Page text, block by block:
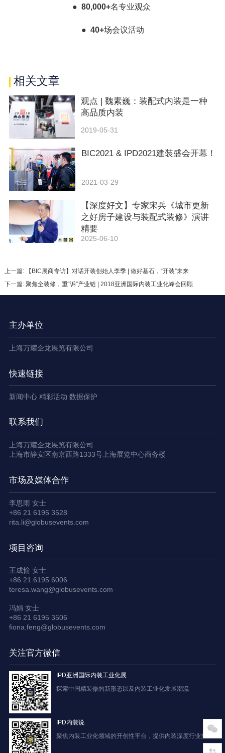
● 80,000+名专业观众
● 40+场会议活动
相关文章
观点 | 魏素巍：装配式内装是一种
高品质内装
2019-05-31
BIC2021 & IPD2021建装盛会开幕！
2021-03-29
【深度好文】专家宋兵《城市更新
之好房子建设与装配式装修》演讲
精要
2025-06-10
上一篇: 【BIC展商专访】对话开装创始人李季 | 做好基石，“开装”未来
下一篇: 聚焦全装修，重“诉”产业链 | 2018亚洲国际内装工业化峰会回顾
主办单位
上海万耀企龙展览有限公司
快速链接
新闻中心 精彩活动 数据保护
联系我们
上海万耀企龙展览有限公司
上海市静安区南京西路1333号上海展览中心商务楼
市场及媒体合作
李思雨 女士
+86 21 6195 3528
rita.li@globusevents.com
项目咨询
王成愉 女士
+86 21 6195 6006
teresa.wang@globusevents.com
冯娟 女士
+86 21 6195 3506
fiona.feng@globusevents.com
关注官方微信
IPD亚洲国际内装工业化展
探索中国精装修的新形态以及内装工业化发展潮流
IPD内装说
聚焦内装工业化领域的开创性平台，提供内装深度行业报道